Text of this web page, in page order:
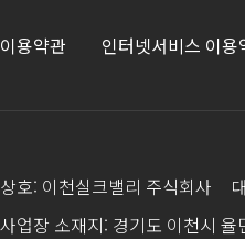
이용약관 인터넷서비스 이용
상호: 이천실크밸리 주식회사
사업장 소재지: 경기도 이천시